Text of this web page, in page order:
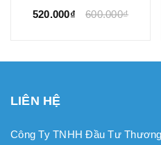
520.000₫
600.000₫
LIÊN HỆ
Công Ty TNHH Đầu Tư